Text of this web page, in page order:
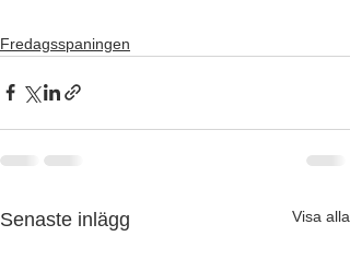
Fredagsspaningen
Senaste inlägg Visa alla